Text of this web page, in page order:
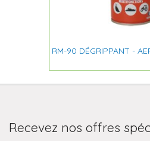
RM-90 DÉGRIPPANT -
Recevez nos offres